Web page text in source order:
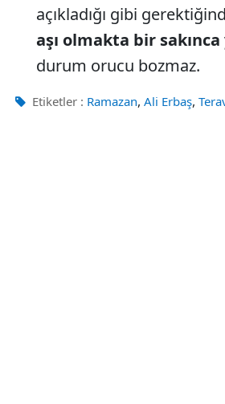
açıkladığı gibi
aşı olmakta bir
durum orucu bozmaz.
Etiketler : Ramazan, Ali Erbaş,